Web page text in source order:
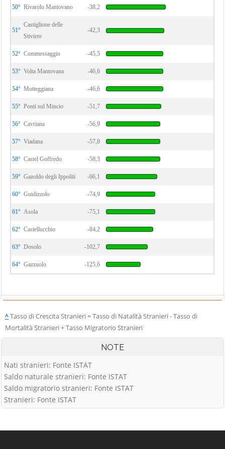
50° Rivarolo Mantovano -38,2
51°
Castiglione delle
Stiviere
-42,3
52° Commessaggio -45,5
53° Volta Mantovana -46,6
54° Motteggiana -46,6
55° Ponti sul Mincio -51,7
56° Cavriana -56,9
57° Viadana -57,8
58° Castel Goffredo -58,3
59° Gazoldo degli Ippoliti -66,1
60° Guidizzolo -74,9
61° Asola -75,1
62° Castellucchio -84,2
63° Dosolo -102,7
64° Gazzuolo -125,6
^Tasso di Crescita Stranieri = Tasso di Natalità Stranieri - Tasso di
Mortalità Stranieri + Tasso Migratorio Stranieri
NOTE
Nati stranieri: Fonte ISTAT
Saldo naturale stranieri: Fonte ISTAT
Saldo migratorio stranieri: Fonte ISTAT
Stranieri: Fonte ISTAT